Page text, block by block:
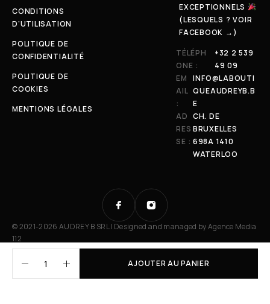
AJOUTER AU PANIER
CONDITIONS
D'UTILISATION
POLITIQUE DE
CONFIDENTIALITÉ
POLITIQUE DE
COOKIES
MENTIONS LÉGALES
EXCEPTIONNELS
(LESQUELS ? VOIR
FACEBOOK →)
TÉLÉPH
ONE :
+32 2 539
49 09
EM
AIL
:
INFO@LABOUTI
QUEAUDREYB.B
E
AD
RES
SE :
CH. DE
BRUXELLES
698A 1410
WATERLOO
© 2021-2026 AUDREY B SRL | Designed and managed byAgence Media
112